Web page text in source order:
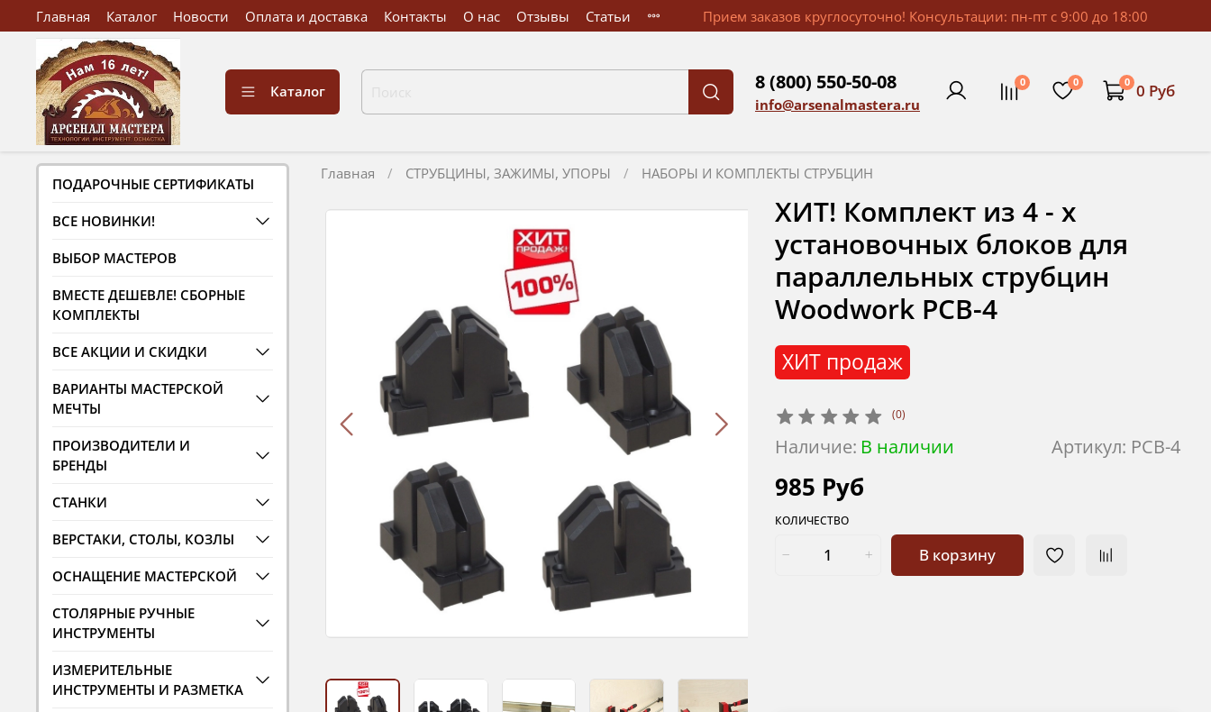
Главная Каталог Новости Оплата и доставка Контакты О нас Отзывы Статьи Прием заказов круглосуточно! Консультации: пн-пт с 9:00 до 18:00
Каталог 8 (800) 550-50-08
info@arsenalmastera.ru
0 0 0 0 Руб
Главная СТРУБЦИНЫ, ЗАЖИМЫ, УПОРЫ НАБОРЫ И КОМПЛЕКТЫ СТРУБЦИН
(0)
Артикул: PCB-4
Наличие: В наличии
ХИТ продаж
ХИТ! Комплект из 4 - х
установочных блоков для
параллельных струбцин
Woodwork PCB-4
985 Руб
КОЛИЧЕСТВО
В корзину
ПОДАРОЧНЫЕ СЕРТИФИКАТЫ
ВСЕ НОВИНКИ!
ВЫБОР МАСТЕРОВ
ВМЕСТЕ ДЕШЕВЛЕ! СБОРНЫЕ
КОМПЛЕКТЫ
ВСЕ АКЦИИ И СКИДКИ
ВАРИАНТЫ МАСТЕРСКОЙ
МЕЧТЫ
ПРОИЗВОДИТЕЛИ И
БРЕНДЫ
СТАНКИ
ВЕРСТАКИ, СТОЛЫ, КОЗЛЫ
ОСНАЩЕНИЕ МАСТЕРСКОЙ
СТОЛЯРНЫЕ РУЧНЫЕ
ИНСТРУМЕНТЫ
ИЗМЕРИТЕЛЬНЫЕ
ИНСТРУМЕНТЫ И РАЗМЕТКА